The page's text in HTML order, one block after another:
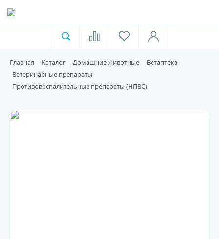
Для пищевой индустрии
Главная Каталог Домашние животные
Ветаптека
Ветеринарные препараты
Противовоспалительные препараты (НПВС)